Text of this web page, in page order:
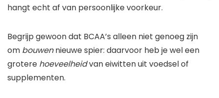
hangt echt af van persoonlijke voorkeur.
Begrijp gewoon dat BCAA’s alleen niet genoeg zijn
om bouwennieuwe spier: daarvoor heb je wel een
grotere hoeveelheidvan eiwitten uit voedsel of
supplementen.